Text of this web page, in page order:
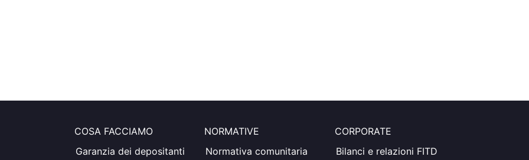
COSA FACCIAMO
Garanzia dei depositanti
NORMATIVE
Normativa comunitaria
CORPORATE
Bilanci e relazioni FITD